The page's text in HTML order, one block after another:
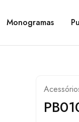
Monogramas